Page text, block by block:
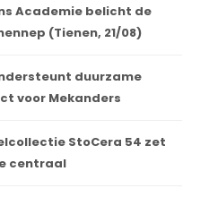
Academie belicht de
(Tienen, 21/08)
duurzame
voor Mekanders
StoCera 54 zet
centraal